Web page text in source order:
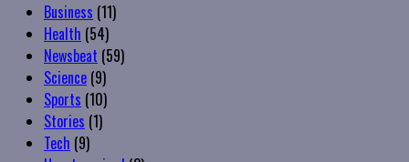
Business (11)
Health (54)
Newsbeat (59)
Science (9)
Sports (10)
Stories (1)
Tech (9)